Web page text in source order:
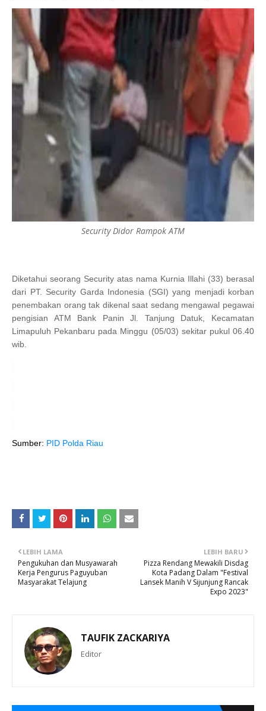
Security Didor Rampok ATM
Diketahui seorang Security atas nama Kurnia Illahi (33) berasal
dari PT. Security Garda Indonesia (SGI) yang menjadi korban
penembakan orang tak dikenal saat sedang mengawal pegawai
pengisian ATM Bank Panin Jl. Tanjung Datuk, Kecamatan
Limapuluh Pekanbaru pada Minggu (05/03) sekitar pukul 06.40
wib.
Sumber: PID Polda Riau
LEBIH BARU
Pizza Rendang Mewakili Disdag
Kota Padang Dalam "Festival
Lansek Manih V Sijunjung Rancak
Expo 2023"
LEBIH LAMA
Pengukuhan dan Musyawarah
Kerja Pengurus Paguyuban
Masyarakat Telajung
TAUFIK ZACKARIYA
Editor